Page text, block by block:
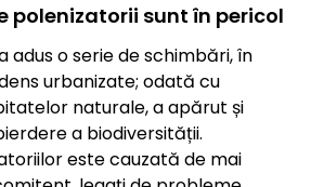
polenizatorii sunt în pericol
adus o serie de schimbări, în
urbanizate; odată cu
naturale, a apărut și
a biodiversității.
este cauzată de mai